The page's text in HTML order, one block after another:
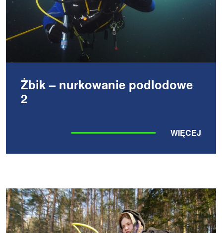
Żbik – nurkowanie podlodowe
2
WIĘCEJ